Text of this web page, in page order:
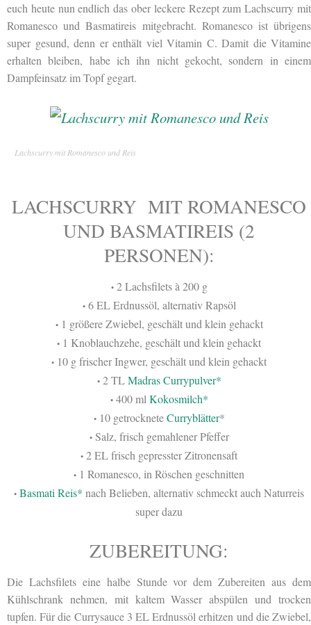
euch heute nun endlich das ober leckere Rezept zum Lachscurry mit
Romanesco und Basmatireis mitgebracht. Romanesco ist übrigens
super gesund, denn er enthält viel Vitamin C. Damit die Vitamine
erhalten bleiben, habe ich ihn nicht gekocht, sondern in einem
Dampfeinsatz im Topf gegart.
Lachscurry mit Romanesco und Reis
LACHSCURRY MIT ROMANESCO
UND BASMATIREIS (2
PERSONEN):
•2 Lachsfilets à 200 g
•6 EL Erdnussöl, alternativ Rapsöl
•1 größere Zwiebel, geschält und klein gehackt
• 1 Knoblauchzehe, geschält und klein gehackt
• 10 g frischer Ingwer, geschält und klein gehackt
•2 TLMadras Currypulver*
•400 ml Kokosmilch*
•10 getrockneteCurryblätter*
•Salz, frisch gemahlener Pfeffer
• 2 EL frisch gepresster Zitronensaft
• 1 Romanesco, in Röschen geschnitten
• Basmati Reis* nach Belieben, alternativ schmeckt auch Naturreis
super dazu
ZUBEREITUNG:
Die Lachsfilets eine halbe Stunde vor dem Zubereiten aus dem
Kühlschrank nehmen, mit kaltem Wasser abspülen und trocken
tupfen. Für die Currysauce 3 EL Erdnussöl erhitzen und die Zwiebel,